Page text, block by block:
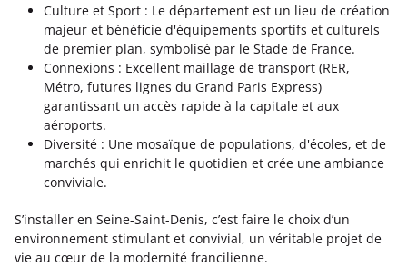
Culture et Sport : Le département est un lieu de création
majeur et bénéficie d'équipements sportifs et culturels
de premier plan, symbolisé par le Stade de France.
Connexions : Excellent maillage de transport (RER,
Métro, futures lignes du Grand Paris Express)
garantissant un accès rapide à la capitale et aux
aéroports.
Diversité : Une mosaïque de populations, d'écoles, et de
marchés qui enrichit le quotidien et crée une ambiance
conviviale.
S’installer en Seine-Saint-Denis, c’est faire le choix d’un
environnement stimulant et convivial, un véritable projet de
vie au cœur de la modernité francilienne.